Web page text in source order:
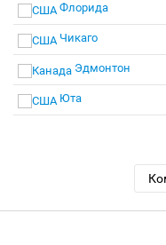
Флорида
Чикаго
Эдмонтон
Юта